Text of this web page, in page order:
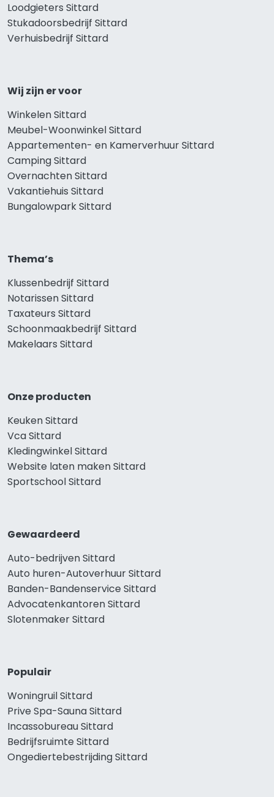
Loodgieters Sittard
Stukadoorsbedrijf Sittard
Verhuisbedrijf Sittard
Wij zijn er voor
Winkelen Sittard
Meubel-Woonwinkel Sittard
Appartementen- en Kamerverhuur Sittard
Camping Sittard
Overnachten Sittard
Vakantiehuis Sittard
Bungalowpark Sittard
Thema’s
Klussenbedrijf Sittard
Notarissen Sittard
Taxateurs Sittard
Schoonmaakbedrijf Sittard
Makelaars Sittard
Onze producten
Keuken Sittard
Vca Sittard
Kledingwinkel Sittard
Website laten maken Sittard
Sportschool Sittard
Gewaardeerd
Auto-bedrijven Sittard
Auto huren-Autoverhuur Sittard
Banden-Bandenservice Sittard
Advocatenkantoren Sittard
Slotenmaker Sittard
Populair
Woningruil Sittard
Prive Spa-Sauna Sittard
Incassobureau Sittard
Bedrijfsruimte Sittard
Ongediertebestrijding Sittard